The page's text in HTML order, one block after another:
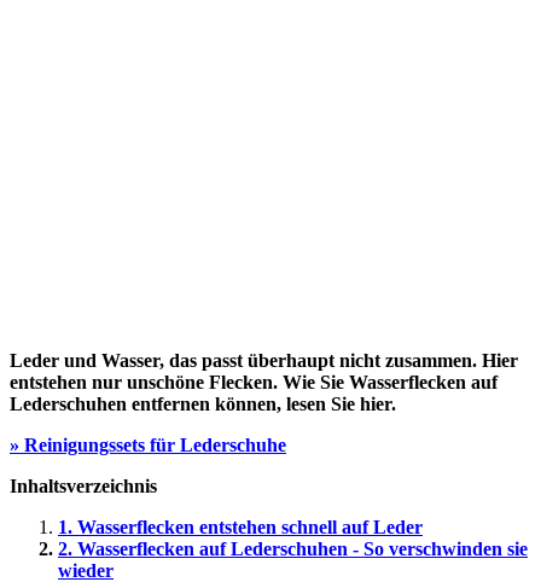
Leder und Wasser, das passt überhaupt nicht zusammen. Hier
entstehen nur unschöne Flecken. Wie Sie Wasserflecken auf
Lederschuhen entfernen können, lesen Sie hier.
» Reinigungssets für Lederschuhe
Inhaltsverzeichnis
1. Wasserflecken entstehen schnell auf Leder
2. Wasserflecken auf Lederschuhen - So verschwinden sie
wieder